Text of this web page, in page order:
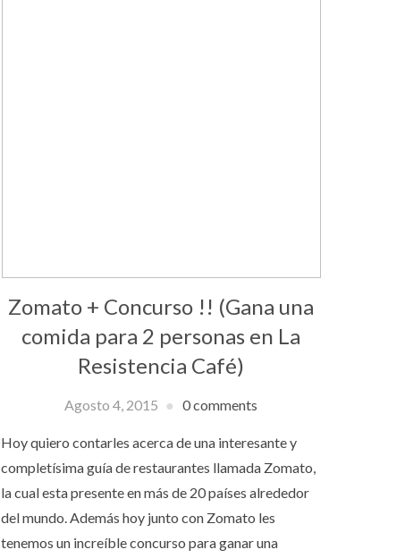
Zomato + Concurso !! (Gana una
comida para 2 personas en La
Resistencia Café)
Agosto 4, 2015 0 comments
Hoy quiero contarles acerca de una interesante y
completísima guía de restaurantes llamada Zomato,
la cual esta presente en más de 20 países alrededor
del mundo. Además hoy junto con Zomato les
tenemos un increíble concurso para ganar una